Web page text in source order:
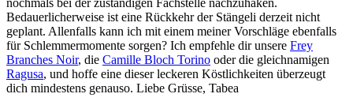
nochmals bei der zuständigen Fachstelle nachzuhaken.
Bedauerlicherweise ist eine Rückkehr der Stängeli derzeit nicht
geplant. Allenfalls kann ich mit einem meiner Vorschläge ebenfalls
für Schlemmermomente sorgen? Ich empfehle dir unsere Frey
Branches Noir, die Camille Bloch Torino oder die gleichnamigen
Ragusa, und hoffe eine dieser leckeren Köstlichkeiten überzeugt
dich mindestens genauso. Liebe Grüsse, Tabea